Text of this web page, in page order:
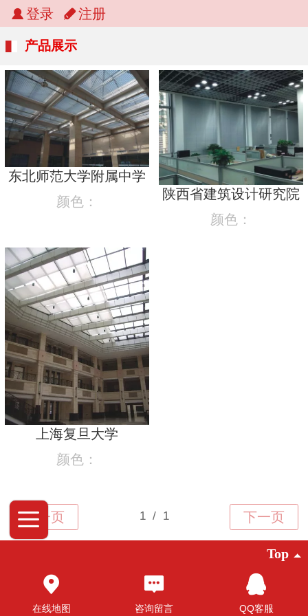
登录 注册
产品展示
东北师范大学附属中学
颜色：
陕西省建筑设计研究院
颜色：
上海复旦大学
颜色：
Top
©2025 广东创明遮阳科技有限公司 版权
所有
在线地图
咨询留言 QQ客服